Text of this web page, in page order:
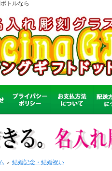
トルなら
＞ 結婚記念・結婚祝い